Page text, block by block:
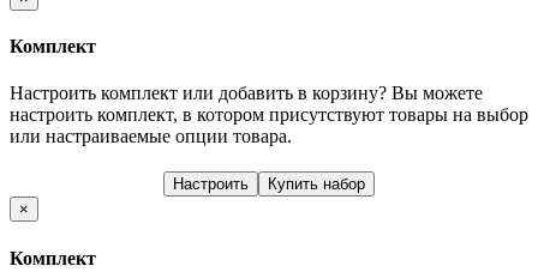
Комплект
Настроить комплект или добавить в корзину? Вы можете
настроить комплект, в котором присутствуют товары на выбор
или настраиваемые опции товара.
Настроить
Купить набор
×
Комплект